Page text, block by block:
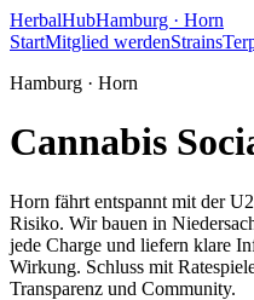
HerbalHubHamburg · Horn
StartMitglied werdenStrains
Hamburg · Horn
Cannabis
Horn fährt entspannt mit der
Risiko. Wir bauen in
jede Charge und liefern klare
Wirkung. Schluss mit
Transparenz und Community.